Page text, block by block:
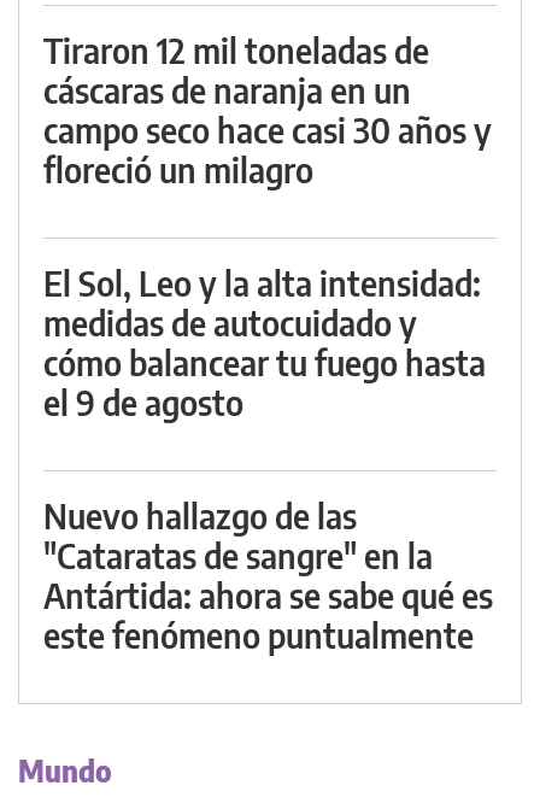
Tiraron 12 mil toneladas de
cáscaras de naranja en un
campo seco hace casi 30 años y
floreció un milagro
El Sol, Leo y la alta intensidad:
medidas de autocuidado y
cómo balancear tu fuego hasta
el 9 de agosto
Nuevo hallazgo de las
"Cataratas de sangre" en la
Antártida: ahora se sabe qué es
este fenómeno puntualmente
Mundo